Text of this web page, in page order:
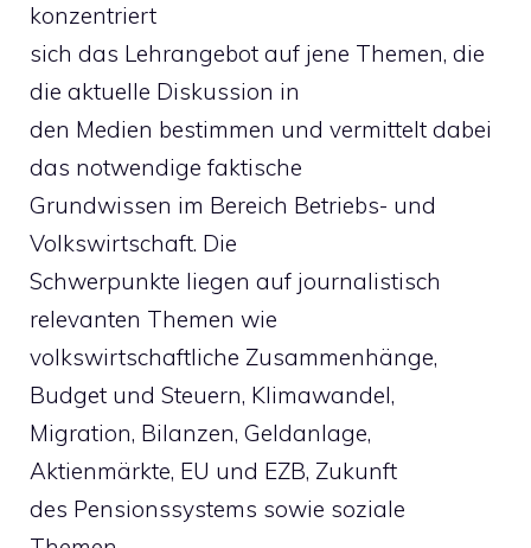
konzentriert
sich das Lehrangebot auf jene Themen, die
die aktuelle Diskussion in
den Medien bestimmen und vermittelt dabei
das notwendige faktische
Grundwissen im Bereich Betriebs- und
Volkswirtschaft. Die
Schwerpunkte liegen auf journalistisch
relevanten Themen wie
volkswirtschaftliche Zusammenhänge,
Budget und Steuern, Klimawandel,
Migration, Bilanzen, Geldanlage,
Aktienmärkte, EU und EZB, Zukunft
des Pensionssystems sowie soziale